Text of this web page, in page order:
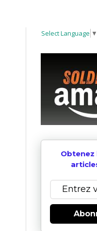
Select Language ▼
Obtenez